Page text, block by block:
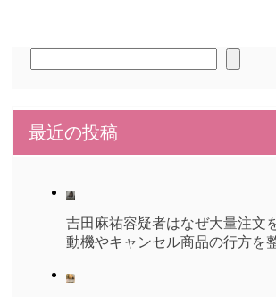
索
最近の投稿
吉田麻祐容疑者はなぜ大量注文
動機やキャンセル商品の行方を